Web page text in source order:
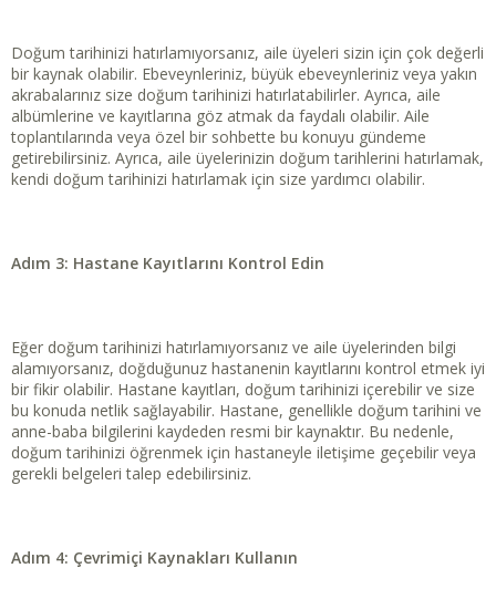
Doğum tarihinizi hatırlamıyorsanız, aile üyeleri sizin için çok değerli
bir kaynak olabilir. Ebeveynleriniz, büyük ebeveynleriniz veya yakın
akrabalarınız size doğum tarihinizi hatırlatabilirler. Ayrıca, aile
albümlerine ve kayıtlarına göz atmak da faydalı olabilir. Aile
toplantılarında veya özel bir sohbette bu konuyu gündeme
getirebilirsiniz. Ayrıca, aile üyelerinizin doğum tarihlerini hatırlamak,
kendi doğum tarihinizi hatırlamak için size yardımcı olabilir.
Adım 3: Hastane Kayıtlarını Kontrol Edin
Eğer doğum tarihinizi hatırlamıyorsanız ve aile üyelerinden bilgi
alamıyorsanız, doğduğunuz hastanenin kayıtlarını kontrol etmek iyi
bir fikir olabilir. Hastane kayıtları, doğum tarihinizi içerebilir ve size
bu konuda netlik sağlayabilir. Hastane, genellikle doğum tarihini ve
anne-baba bilgilerini kaydeden resmi bir kaynaktır. Bu nedenle,
doğum tarihinizi öğrenmek için hastaneyle iletişime geçebilir veya
gerekli belgeleri talep edebilirsiniz.
Adım 4: Çevrimiçi Kaynakları Kullanın